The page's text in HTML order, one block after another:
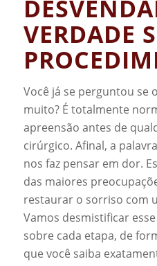
VERDADE
Você já se perguntou se o
muito? É totalmente
apreensão antes de
cirúrgico. Afinal, a
nos faz pensar em dor.
das maiores
restaurar o sorriso com
Vamos desmistificar
sobre cada etapa, de
que você saiba